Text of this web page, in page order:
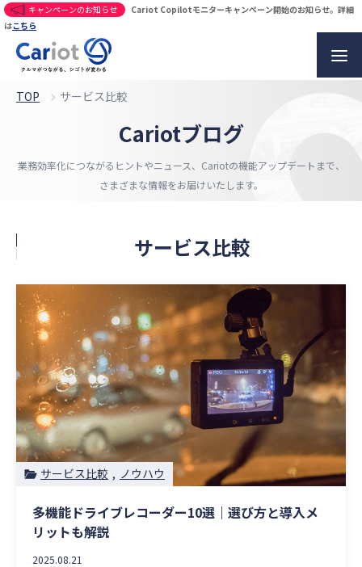
キャンペーンのお知らせ
Cariot Copilotモニターキャンペーン開始のお知らせ。詳細
はこちら
TOP サービス比較
Cariotブログ
業務効率化につながるヒントやニュース、 Cariotの機能アップデートまで、
さまざまな情報をお届けいたします。
サービス比較
サービス比較 ノウハウ
多機能ドライブレコーダー10選｜選び方と導入メ
リットも解説
2025.08.21